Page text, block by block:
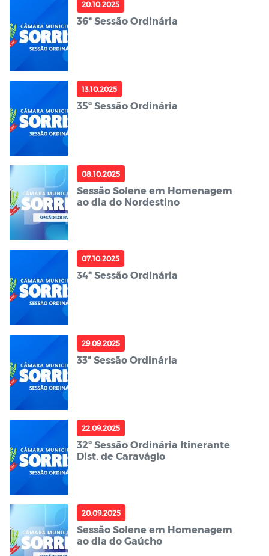
20.10.2025
36ª Sessão Ordinária
13.10.2025
35ª Sessão Ordinária
08.10.2025
Sessão Solene em Homenagem
ao dia do Nordestino
07.10.2025
34ª Sessão Ordinária
29.09.2025
33ª Sessão Ordinária
22.09.2025
32ª Sessão Ordinária Itinerante
Dist. de Caravágio
20.09.2025
Sessão Solene em Homenagem
ao dia do Gaúcho